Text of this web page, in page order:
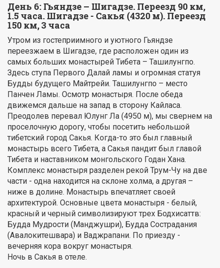
День 6: Гьяндзе – Шигадзе. Переезд 90 км,
1.5 часа. Шигадзе - Сакья (4320 м). Переезд
150 км, 3 часа
Утром из гостеприимного и уютного Гьяндзе
переезжаем в Шигадзе, где расположен один из
самых больших монастырей Тибета – Ташилунгпо.
Здесь ступа Первого Далай ламы и огромная статуя
Будды будущего Майтрейи. Ташилунгпо – место
Панчен Ламы. Осмотр монастыря. После обеда
движемся дальше на запад в сторону Кайласа.
Преодолев перевал Юлунг Ла (4950 м), мы свернем на
проселочную дорогу, чтобы посетить небольшой
тибетский город Сакья. Когда-то это был главный
монастырь всего Тибета, а Сакья пандит был главой
Тибета и наставником монгольского Годан Хана.
Комплекс монастыря разделен рекой Трум-Чу на две
части - одна находится на склоне холма, а другая –
ниже в долине. Монастырь впечатляет своей
архитектурой. Основные цвета монастыря - белый,
красный и черный символизируют трех Бодхисаттв:
Будда Мудрости (Манджушри), Будда Сострадания
(Авалокитешвара) и Ваджрапани. По приезду -
вечерняя кора вокруг монастыря.
Ночь в Сакья в отеле.